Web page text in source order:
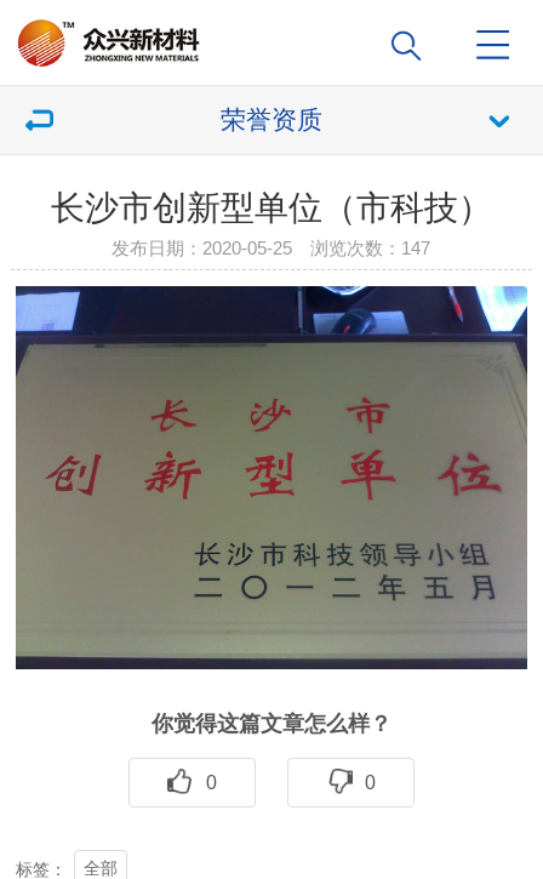
荣誉资质
长沙市创新型单位（市科技）
发布日期：2020-05-25 浏览次数： 147
你觉得这篇文章怎么样？
0 0
标签： 全部